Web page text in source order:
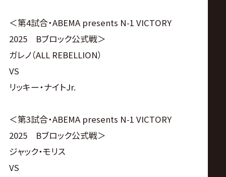
＜第4試合・ABEMA presents N-1 VICTORY
2025 Bブロック公式戦＞
ガレノ（ALL REBELLION）
VS
リッキー・ナイトJr.
＜第3試合・ABEMA presents N-1 VICTORY
2025 Bブロック公式戦＞
ジャック・モリス
VS